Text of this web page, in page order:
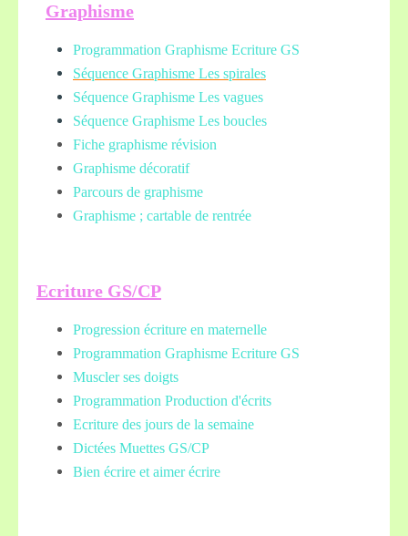
Graphisme
Programmation Graphisme Ecriture GS
Séquence Graphisme Les spirales
Séquence Graphisme Les vagues
Séquence Graphisme Les boucles
Fiche graphisme révision
Graphisme décoratif
Parcours de graphisme
Graphisme ; cartable de rentrée
Ecriture GS/CP
Progression écriture en maternelle
Programmation Graphisme Ecriture GS
Muscler ses doigts
Programmation Production d'écrits
Ecriture des jours de la semaine
Dictées Muettes GS/CP
Bien écrire et aimer écrire